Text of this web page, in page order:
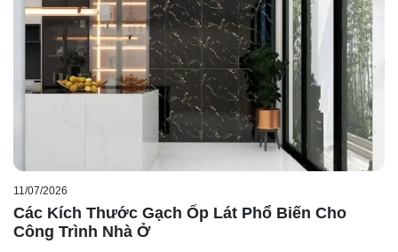
11/07/2026
Các Kích Thước Gạch Ốp Lát Phổ Biến Cho
Công Trình Nhà Ở